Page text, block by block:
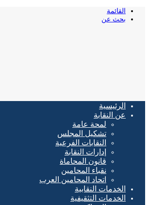
القائمة
بحث عن
الرئيسية
عن النقابة
لمحة عامة
تشكيل المجلس
النقابات الفرعية
إدارات النقابة
قانون المحاماة
نقباء المحامين
اتحاد المحامين العرب
الخدمات النقابية
الخدمات التثقيفية